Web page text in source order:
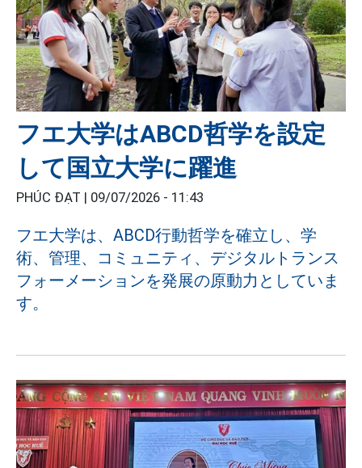
フエ大学はABCD哲学を設定
して国立大学に躍進
PHÚC ĐẠT | 09/07/2026 - 11:43
フエ大学は、ABCD行動哲学を確立し、学
術、管理、コミュニティ、デジタルトランス
フォーメーションを発展の原動力としていま
す。